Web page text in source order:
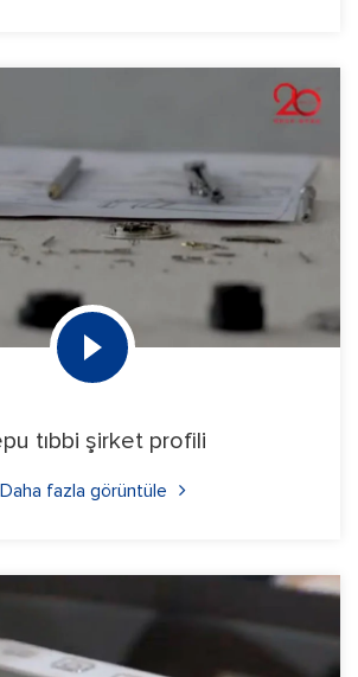
tıbbi şirket profili
Daha fazla görüntüle